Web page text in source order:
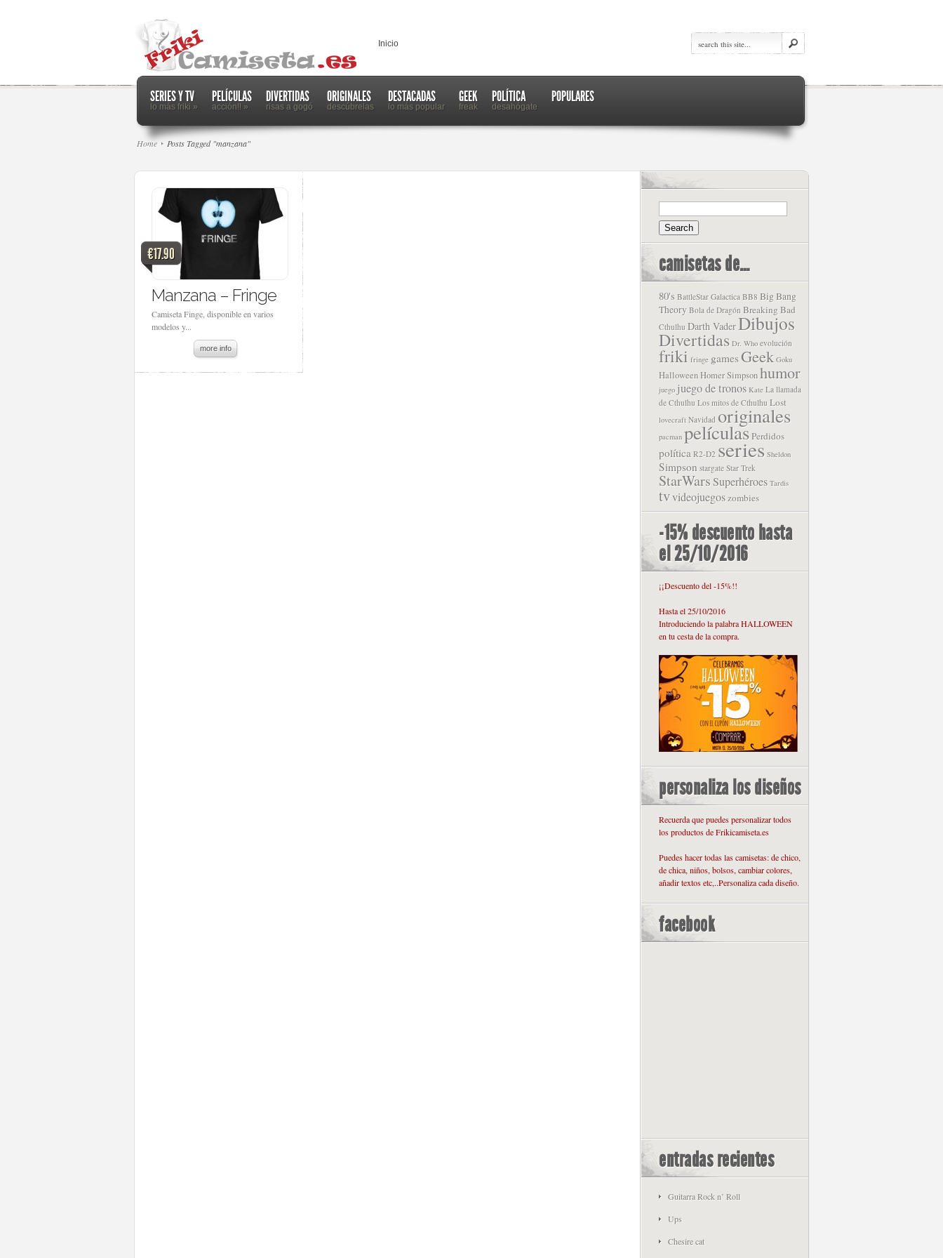
Inicio
SERIES Y TV
lo más friki »
PELÍCULAS
acción!! »
DIVERTIDAS
risas a gogó
ORIGINALES
descúbrelas
DESTACADAS
lo más popular
GEEK
freak
POLÍTICA
desahógate
POPULARES
Home Posts Tagged "manzana"
€17.90
Manzana – Fringe
Camiseta Finge, disponible en varios
modelos y...
more info
camisetas de…
80's BattleStar Galactica BB8 Big Bang
Theory Bola de Dragón Breaking Bad
Cthulhu Darth VaderDibujos
Divertidas Dr. Who evolución
friki fringe gamesGeek Goku
HalloweenHomer Simpsonhumor
juego juego de tronos Kate La llamada
de Cthulhu Los mitos de Cthulhu Lost
lovecraft Navidad originales
pacman películasPerdidos
política R2-D2 series Sheldon
Simpson stargate Star Trek
StarWars Superhéroes Tardis
tvvideojuegoszombies
-15% descuento hasta
el 25/10/2016
¡¡Descuento del -15%!!
Hasta el 25/10/2016
Introduciendo la palabra HALLOWEEN
en tu cesta de la compra.
personaliza los diseños
Recuerda que puedes personalizar todos
los productos de Frikicamiseta.es
Puedes hacer todas las camisetas: de chico,
de chica, niños, bolsos, cambiar colores,
añadir textos etc,..Personaliza cada diseño.
facebook
entradas recientes
Guitarra Rock n’ Roll
Ups
Chesire cat